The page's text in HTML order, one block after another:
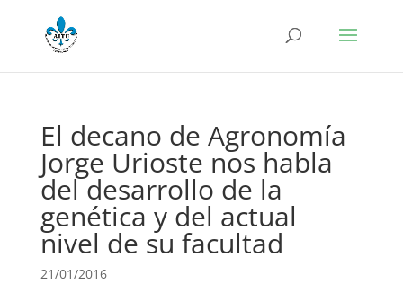
El decano de Agronomía
Jorge Urioste nos habla
del desarrollo de la
genética y del actual
nivel de su facultad
21/01/2016